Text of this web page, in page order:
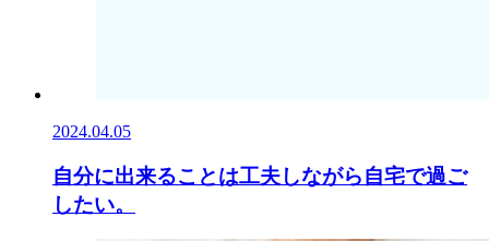
2024.04.05
自分に出来ることは工夫しながら自宅で過ご
したい。